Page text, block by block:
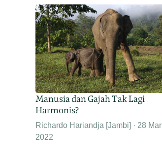
Manusia dan Gajah Tak Lagi
Harmonis?
Richardo Hariandja [Jambi]
28 Mar
2022